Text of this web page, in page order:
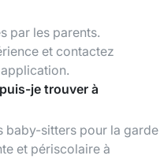
par les parents.
et contactez
je trouver à
baby-sitters pour la garde
et périscolaire à